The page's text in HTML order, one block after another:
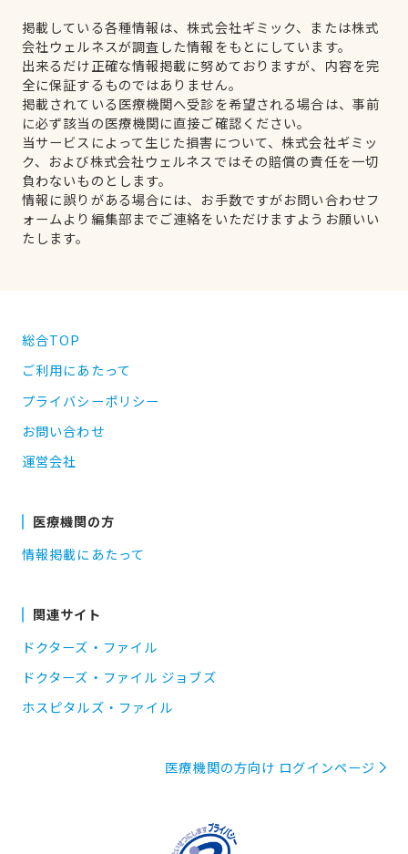
掲載している各種情報は、株式会社ギミック、または株式
会社ウェルネスが調査した情報をもとにしています。
出来るだけ正確な情報掲載に努めておりますが、内容を完
全に保証するものではありません。
掲載されている医療機関へ受診を希望される場合は、事前
に必ず該当の医療機関に直接ご確認ください。
当サービスによって生じた損害について、株式会社ギミッ
ク、および株式会社ウェルネスではその賠償の責任を一切
負わないものとします。
情報に誤りがある場合には、お手数ですがお問い合わせフ
ォームより編集部までご連絡をいただけますようお願いい
たします。
総合TOP
ご利用にあたって
プライバシーポリシー
お問い合わせ
運営会社
医療機関の方
情報掲載にあたって
関連サイト
ドクターズ・ファイル
ドクターズ・ファイル ジョブズ
ホスピタルズ・ファイル
医療機関の方向け ログインページ